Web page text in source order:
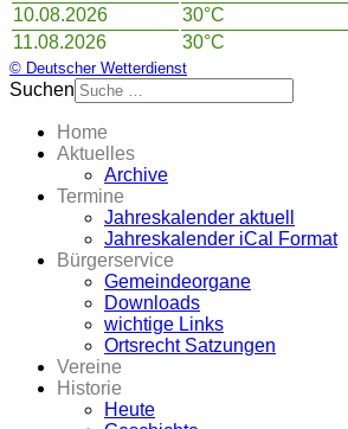
10.08.2026
30°C
11.08.2026
30°C
© Deutscher Wetterdienst
Suchen
Home
Aktuelles
Archive
Termine
Jahreskalender aktuell
Jahreskalender iCal Format
Bürgerservice
Gemeindeorgane
Downloads
wichtige Links
Ortsrecht Satzungen
Vereine
Historie
Heute